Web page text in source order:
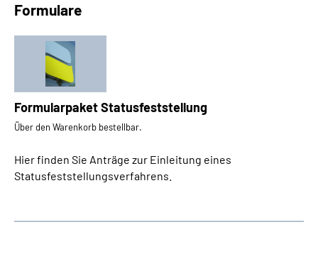
Formulare
Formularpaket Statusfeststellung
Über den Warenkorb bestellbar.
Hier finden Sie Anträge zur Einleitung eines
Statusfeststellungsverfahrens.